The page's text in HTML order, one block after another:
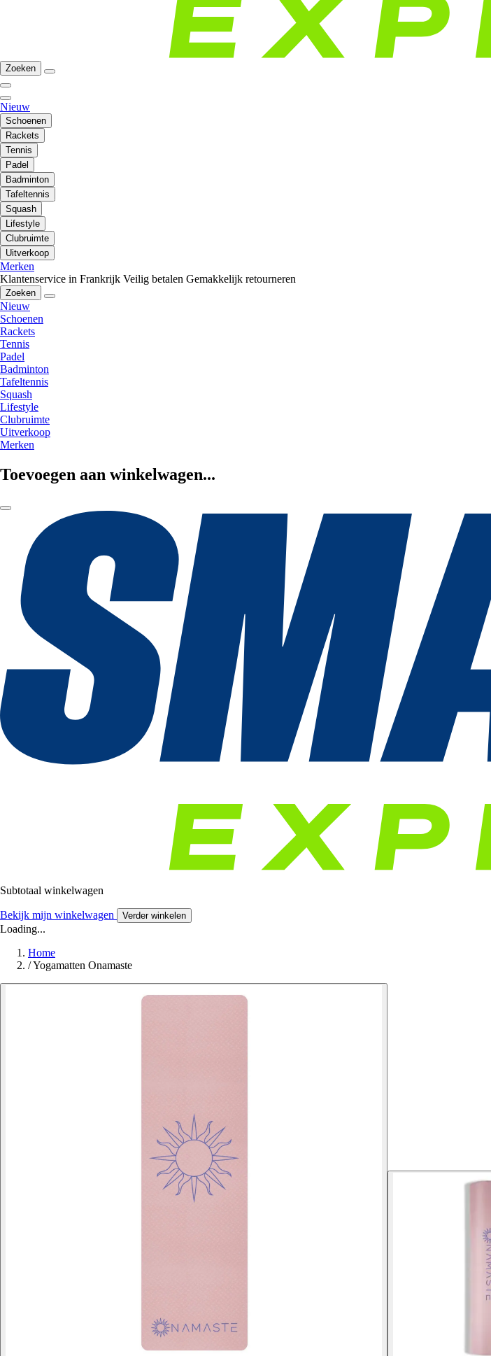
Zoeken
Nieuw
Schoenen
Rackets
Tennis
Padel
Badminton
Tafeltennis
Squash
Lifestyle
Clubruimte
Uitverkoop
Merken
Klantenservice in Frankrijk Veilig betalen Gemakkelijk retourneren
Zoeken
Nieuw
Schoenen
Rackets
Tennis
Padel
Badminton
Tafeltennis
Squash
Lifestyle
Clubruimte
Uitverkoop
Merken
Toevoegen aan winkelwagen...
Subtotaal winkelwagen
Bekijk mijn winkelwagen Verder winkelen
Loading...
Home
/Yogamatten Onamaste